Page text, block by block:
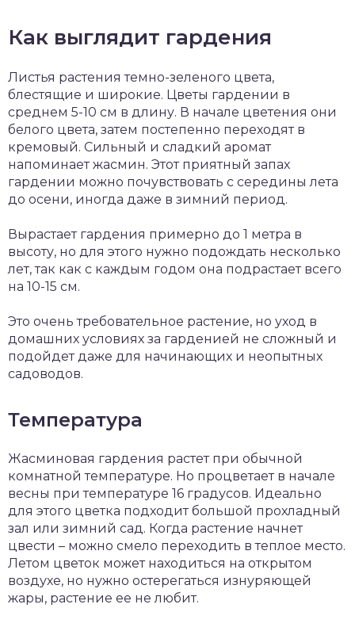
Как выглядит гардения
Листья растения темно-зеленого цвета,
блестящие и широкие. Цветы гардении в
среднем 5-10 см в длину. В начале цветения они
белого цвета, затем постепенно переходят в
кремовый. Сильный и сладкий аромат
напоминает жасмин. Этот приятный запах
гардении можно почувствовать с середины лета
до осени, иногда даже в зимний период.
Вырастает гардения примерно до 1 метра в
высоту, но для этого нужно подождать несколько
лет, так как с каждым годом она подрастает всего
на 10-15 см.
Это очень требовательное растение, но уход в
домашних условиях за гарденией не сложный и
подойдет даже для начинающих и неопытных
садоводов.
Температура
Жасминовая гардения растет при обычной
комнатной температуре. Но процветает в начале
весны при температуре 16 градусов. Идеально
для этого цветка подходит большой прохладный
зал или зимний сад. Когда растение начнет
цвести – можно смело переходить в теплое место.
Летом цветок может находиться на открытом
воздухе, но нужно остерегаться изнуряющей
жары, растение ее не любит.